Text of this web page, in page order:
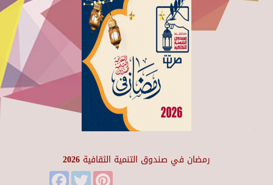
رمضان في صندوق التنمية الثقافية 2026
FacebookTwitter